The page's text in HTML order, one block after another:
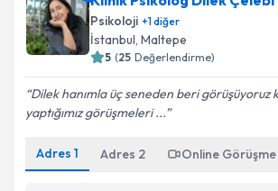
Klinik Psikolog Dilek Çelebi
Psikoloji diğer
İstanbul,Maltepe
( Değerlendirme)
Dilek hanımla üç seneden beri görüşüyoruz
yaptığımız görüşmeleri ...
Adres 1 Adres 2 Online Görüşme